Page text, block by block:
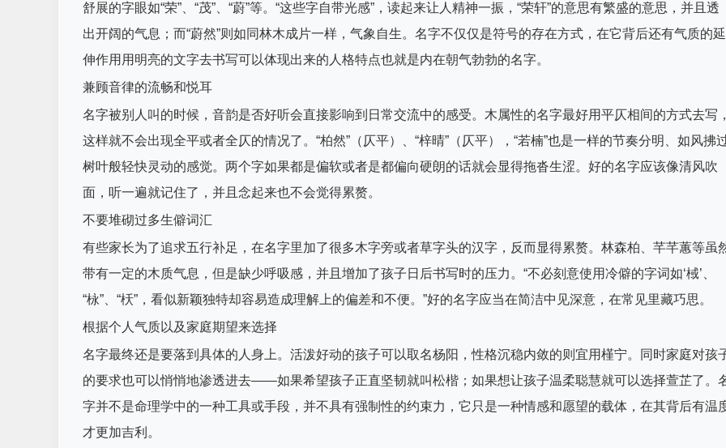
舒展的字眼如“荣”、“茂”、“蔚”等。“这些字自带光感”，读起来让人精神一振，“荣轩”的意思有繁盛的意思，并且透
出开阔的气息；而“蔚然”则如同林木成片一样，气象自生。名字不仅仅是符号的存在方式，在它背后还有气质的延
伸作用用明亮的文字去书写可以体现出来的人格特点也就是内在朝气勃勃的名字。
兼顾音律的流畅和悦耳
名字被别人叫的时候，音韵是否好听会直接影响到日常交流中的感受。木属性的名字最好用平仄相间的方式去写，
这样就不会出现全平或者全仄的情况了。“柏然”（仄平）、“梓晴”（仄平），“若楠”也是一样的节奏分明、如风拂
树叶般轻快灵动的感觉。两个字如果都是偏软或者是都偏向硬朗的话就会显得拖沓生涩。好的名字应该像清风吹
面，听一遍就记住了，并且念起来也不会觉得累赘。
不要堆砌过多生僻词汇
有些家长为了追求五行补足，在名字里加了很多木字旁或者草字头的汉字，反而显得累赘。林森柏、芊芊蕙等虽
带有一定的木质气息，但是缺少呼吸感，并且增加了孩子日后书写时的压力。“不必刻意使用冷僻的字词如‘棫’、
“栐”、“枖”，看似新颖独特却容易造成理解上的偏差和不便。”好的名字应当在简洁中见深意，在常见里藏巧思。
根据个人气质以及家庭期望来选择
名字最终还是要落到具体的人身上。活泼好动的孩子可以取名杨阳，性格沉稳内敛的则宜用槿宁。同时家庭对孩
的要求也可以悄悄地渗透进去——如果希望孩子正直坚韧就叫松楷；如果想让孩子温柔聪慧就可以选择萱芷了。
字并不是命理学中的一种工具或手段，并不具有强制性的约束力，它只是一种情感和愿望的载体，在其背后有温
才更加吉利。